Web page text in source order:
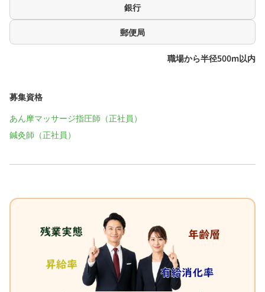
銀行
郵便局
職場から半径500m以内
募集資格
あん摩マッサージ指圧師（正社員）
鍼灸師（正社員）